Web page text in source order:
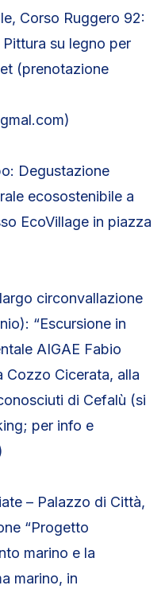
Corso Ruggero 92:
su legno per
(prenotazione
Degustazione
ecosostenibile a
EcoVillage in piazza
circonvallazione
“Escursione in
AIGAE Fabio
Cicerata, alla
di Cefalù (si
per info e
– Palazzo di Città,
“Progetto
marino e la
marino, in